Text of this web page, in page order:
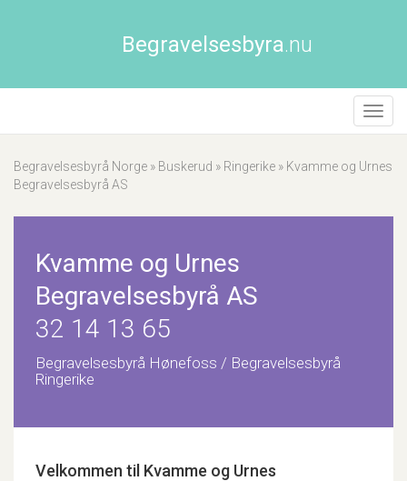
Begravelsesbyra.nu
Begravelsesbyrå Norge » Buskerud » Ringerike » Kvamme og Urnes
Begravelsesbyrå AS
Kvamme og Urnes
Begravelsesbyrå AS
32 14 13 65
Begravelsesbyrå Hønefoss / Begravelsesbyrå
Ringerike
Velkommen til Kvamme og Urnes